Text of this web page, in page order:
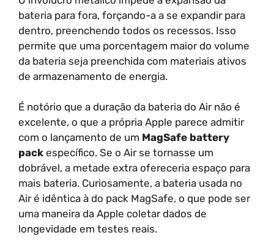
bateria para fora, forçando-a a se expandir para
dentro, preenchendo todos os recessos. Isso
permite que uma porcentagem maior do volume
da bateria seja preenchida com materiais ativos
de armazenamento de energia.
É notório que a duração da bateria do Air não é
excelente, o que a própria Apple parece admitir
com o lançamento de um MagSafe battery
pack específico. Se o Air se tornasse um
dobrável, a metade extra ofereceria espaço para
mais bateria. Curiosamente, a bateria usada no
Air é idêntica à do pack MagSafe, o que pode ser
uma maneira da Apple coletar dados de
longevidade em testes reais.